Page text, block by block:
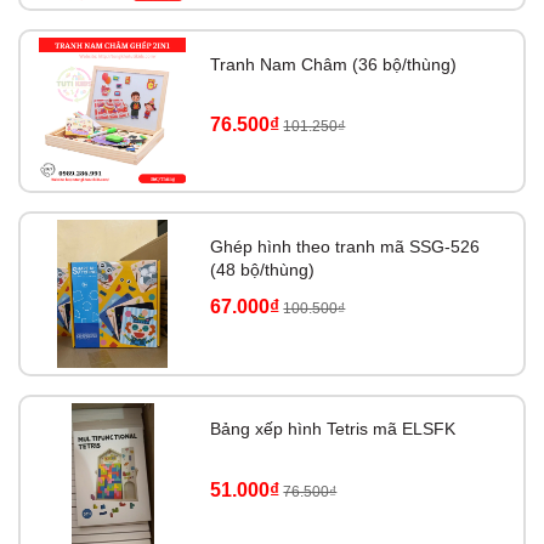
TUTIKIDS CAM KẾT
Tổng kho TUTIKIDS
– Tổng kho sỉ miền Bắc chuyên sỉ các mặt
hàng đồ chơi thông minh cho trẻ em, đồ chơi hot trend, sách, văn
phòng phẩm giá sỉ - giá rẻ tốt nhất thị trường v…v.
CAM KẾT CHẤT LƯỢNG sản phẩm & giá thành tốt nhất luôn
được Update
CAM KẾT BẢO HÀNH sản phẩm có lỗi do nhà sản xuất và
móp hộp trong quá trình vận chuyển xa.
tranh tới Quý đại lý.
LƯU Ý:
Giá trên web là giá của mốc TỔNG ĐƠN 2TR (đồ chơi) 1,5TR
(Sách), sau khi Quý khách lên đơn NVKD sẽ inbox zalo or Quý
Tranh Nam Châm (36 bộ/thùng)
76.500₫ 101.250₫
Ghép hình theo tranh mã SSG-526
(48 bộ/thùng)
67.000₫ 100.500₫
Bảng xếp hình Tetris mã ELSFK
51.000₫ 76.500₫